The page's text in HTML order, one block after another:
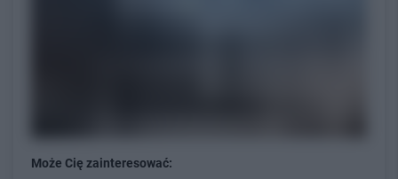
Może Cię zainteresować: